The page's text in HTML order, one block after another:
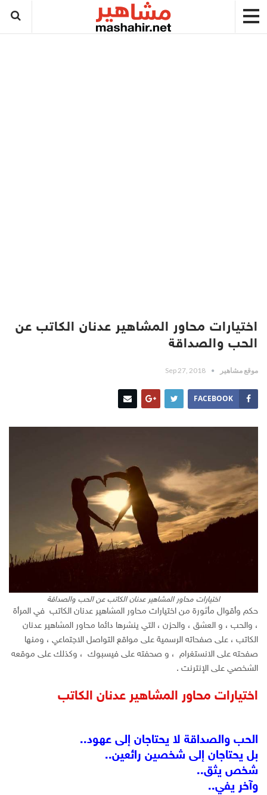
اختيارات محاور المشاهير عدنان الكاتب عن
الحب والصداقة
موقع مشاهير Sep 27, 2018
FACEBOOK
اختيارات محاور المشاهير عدنان الكاتب عن الحب والصداقة
حكم وأقوال مأثورة من اختيارات محاور المشاهير عدنان الكاتب في المرأة
، والحب ، و العشق ، والحزن ، التي ينشرها دائما محاور المشاهير عدنان
الكاتب ، على صفحاته الرسمية على مواقع التواصل الاجتماعي ، ومنها
صفحته على الانستغرام ، و صحفته على فيسبوك ، وكذلك على موقعه
الشخصي على الإنترنت .
اختيارات محاور المشاهير عدنان الكاتب
الحب والصداقة لا يحتاجان إلى عهود..
بل يحتاجان إلى شخصين رائعين..
شخص يثق..
وآخر يفي..